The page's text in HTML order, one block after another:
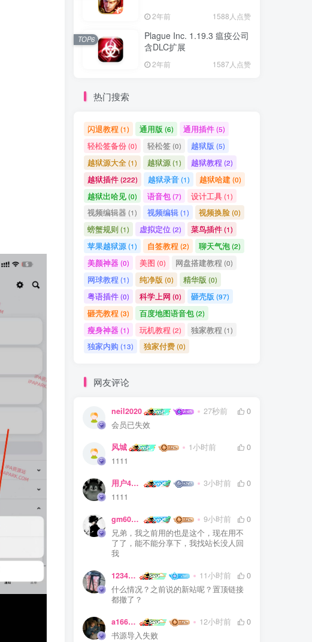
2年前 1588人点赞
Plague Inc. 1.19.3 瘟疫公司
含DLC扩展
2年前 1587人点赞
TOP6
热门搜索
闪退教程 (1) 通用版 (6) 通用插件(5)
轻松签备份(0) 轻松签(0) 越狱版 (5)
越狱源大全(1) 越狱源(1) 越狱教程 (2)
越狱插件(222) 越狱录音(1) 越狱哈建(0)
越狱出哈见(0) 语音包(7) 设计工具(1)
视频编辑器 (1) 视频编辑(1) 视频换脸(0)
螃蟹规则(1) 虚拟定位 (2) 菜鸟插件(1)
苹果越狱源(1) 自签教程 (2) 聊天气泡(2)
美颜神器(0) 美图 (0) 网盘搭建教程 (0)
网球教程 (1) 纯净版 (0) 精华版 (0)
粤语插件(0) 科学上网 (0) 砸壳版 (97)
砸壳教程 (3) 百度地图语音包(2)
瘦身神器(1) 玩机教程 (2) 独家教程 (1)
独家内购 (13) 独家付费(0)
网友评论
neil2020 27秒前
0
会员已失效
风城 1小时前
0
1111
用户45289622 3小时前
0
1111
gm600866 9小时前
0
兄弟，我之前用的也是这个，现在用不
了了，能不能分享下，我找站长没人回
我
123456a 11小时前
0
什么情况？之前说的新站呢？置顶链接
都撤了？
a1667518360 12小时前
0
书源导入失败